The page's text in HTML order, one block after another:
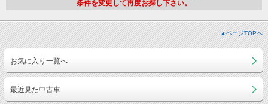
条件を変更して再度お探し下さい。
▲ページTOPへ
お気に入り一覧へ
最近見た中古車